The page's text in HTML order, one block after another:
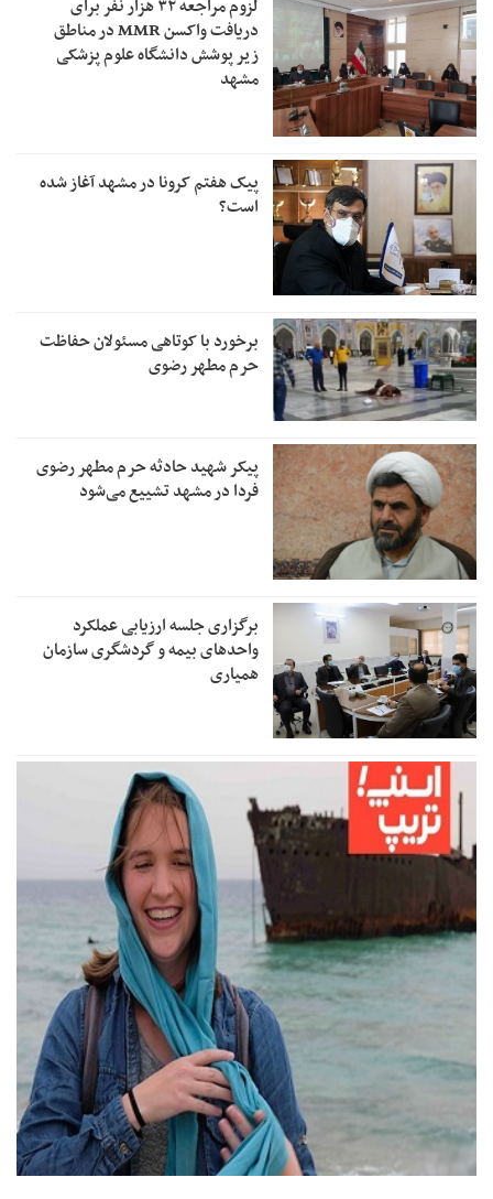
لزوم مراجعه ۳۲ هزار نفر برای
دریافت واکسن MMR در مناطق
زیر پوشش دانشگاه علوم پزشکی
مشهد
پیک هفتم کرونا در مشهد آغاز شده
است؟
برخورد با کوتاهی مسئولان حفاظت
حرم مطهر رضوی
پیکر شهید حادثه حرم مطهر رضوی
فردا در مشهد تشییع می‌شود
برگزاری جلسه ارزیابی عملکرد
واحدهای بیمه و گردشگری سازمان
همیاری